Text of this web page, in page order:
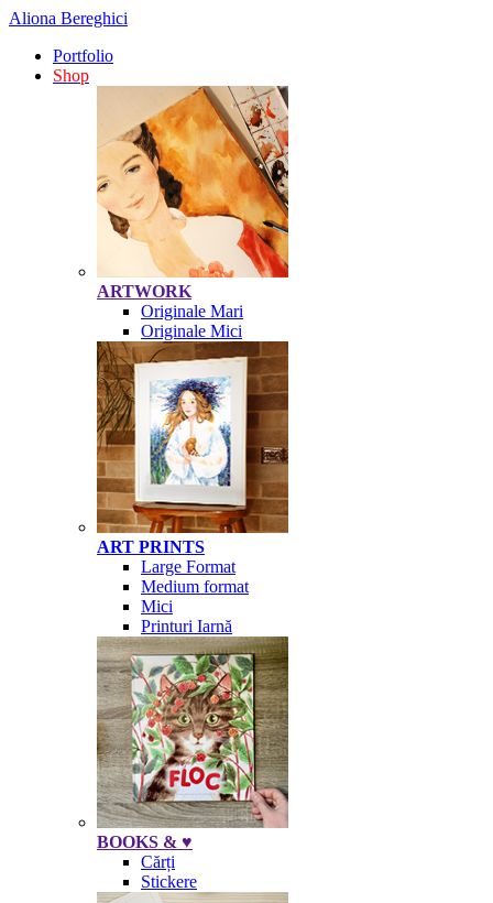
Aliona Bereghici
Portfolio
Shop
ARTWORK
Originale Mari
Originale Mici
ART PRINTS
Large Format
Medium format
Mici
Printuri Iarnă
BOOKS & ♥
Cărți
Stickere